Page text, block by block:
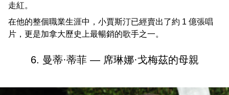
走紅。
在他的整個職業生涯中，小賈斯汀已經賣出了約 1 億張唱
片，更是加拿大歷史上最暢銷的歌手之一。
6. 曼蒂·蒂菲 — 席琳娜·戈梅茲的母親